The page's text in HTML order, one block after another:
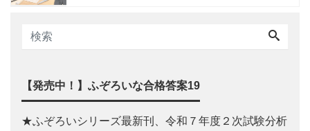
【発売中！】ふぞろいな合格答案19
★ふぞろいシリーズ最新刊、令和７年度２次試験分析